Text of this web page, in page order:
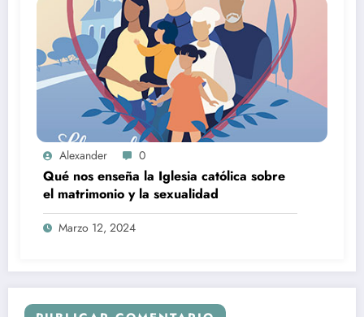
Alexander 0
Qué nos enseña la Iglesia católica sobre
el matrimonio y la sexualidad
Marzo 12, 2024